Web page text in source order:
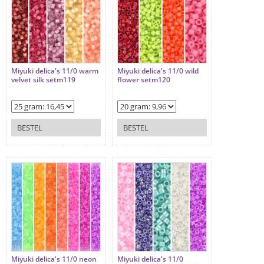
Miyuki delica's 11/0 warm
velvet silk setm119
BESTEL
Miyuki delica's 11/0 wild
flower setm120
BESTEL
Miyuki delica's 11/0 neon
Miyuki delica's 11/0